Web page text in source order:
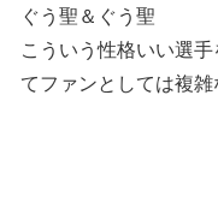
ぐう聖＆ぐう聖
こういう性格いい選
てファンとしては複